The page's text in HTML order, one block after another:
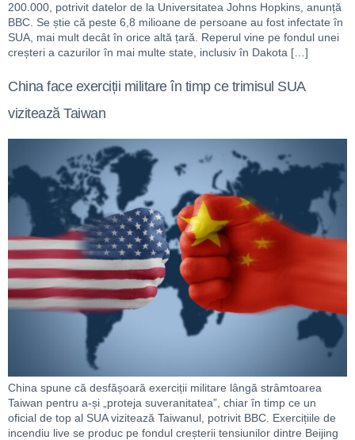
200.000, potrivit datelor de la Universitatea Johns Hopkins, anunță
BBC. Se știe că peste 6,8 milioane de persoane au fost infectate în
SUA, mai mult decât în orice altă țară. Reperul vine pe fondul unei
creșteri a cazurilor în mai multe state, inclusiv în Dakota […]
China face exerciții militare în timp ce trimisul SUA
vizitează Taiwan
China spune că desfășoară exerciții militare lângă strâmtoarea
Taiwan pentru a-și „proteja suveranitatea”, chiar în timp ce un
oficial de top al SUA vizitează Taiwanul, potrivit BBC. Exercițiile de
incendiu live se produc pe fondul creșterii tensiunilor dintre Beijing